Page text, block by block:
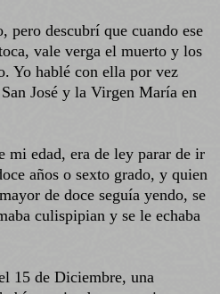
pero descubrí que cuando ese
vale verga el muerto y los
Yo hablé con ella por vez
José y la Virgen María en
mi edad, era de ley parar de ir
años o sexto grado, y quien
de doce seguía yendo, se
culispipian y se le echaba
15 de Diciembre, una